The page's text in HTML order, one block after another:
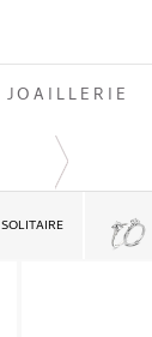
JOAILLERIE
SOLITAIRE